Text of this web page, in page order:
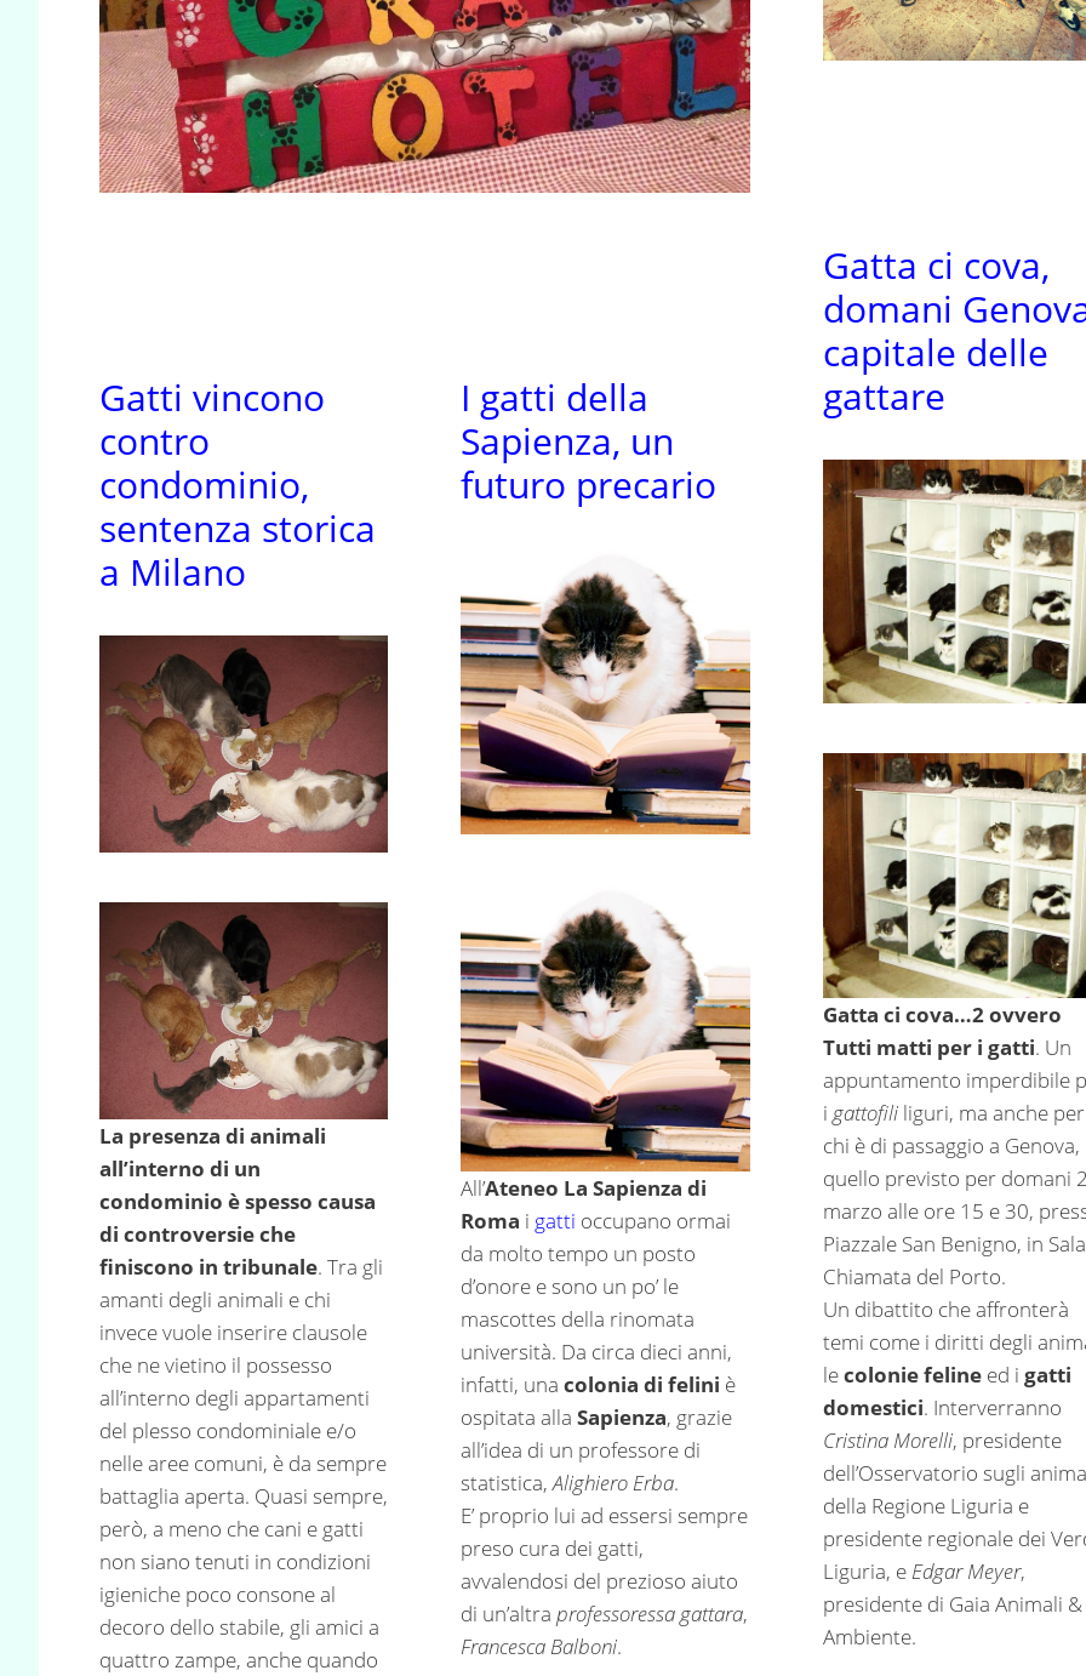
Gatta ci cova,
domani
capitale delle
gattare
Gatta ci cova…2 ovvero
Tutti matti per i gatti. Un
appuntamento imperdibile
i gattofililiguri, ma anche per
chi è di passaggio a Genova,
quello previsto per domani
marzo alle ore 15 e 30,
Piazzale San Benigno, in Sala
Chiamata del Porto.
Un dibattito che affronterà
temi come i diritti degli
lecolonie felineed i gatti
domestici. Interverranno
Cristina Morelli, presidente
dell’Osservatorio sugli
della Regione Liguria e
presidente regionale dei
Liguria, e Edgar Meyer,
presidente di Gaia Animali &
Ambiente.
Gatti vincono
contro
condominio,
sentenza storica
a Milano
La presenza di animali
all’interno di un
condominio è spesso causa
di controversie che
finiscono in tribunale. Tra gli
amanti degli animali e chi
invece vuole inserire clausole
che ne vietino il possesso
all’interno degli appartamenti
del plesso condominiale e/o
nelle aree comuni, è da sempre
battaglia aperta. Quasi sempre,
però, a meno che cani e gatti
non siano tenuti in condizioni
igieniche poco consone al
decoro dello stabile, gli amici a
quattro zampe, anche quando
I gatti della
Sapienza, un
futuro precario
All’Ateneo La Sapienza di
Roma i gatti occupano ormai
da molto tempo un posto
d’onore e sono un po’ le
mascottes della rinomata
università. Da circa dieci anni,
infatti, unacolonia di felini è
ospitata allaSapienza, grazie
all’idea di un professore di
statistica,Alighiero Erba.
E’ proprio lui ad essersi sempre
preso cura dei gatti,
avvalendosi del prezioso aiuto
di un’altraprofessoressa gattara,
Francesca Balboni.